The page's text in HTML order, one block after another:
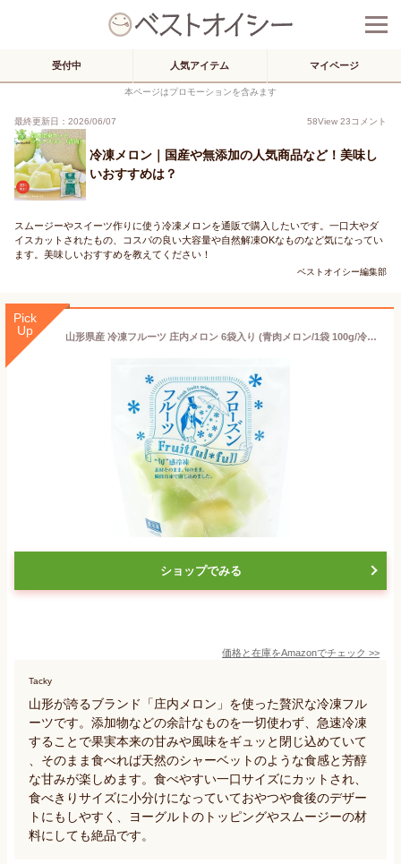
受付中 人気アイテム マイページ
本ページはプロモーションを含みます
最終更新日：2026/06/07 58View 23コメント
冷凍メロン｜国産や無添加の人気商品など！美味し
いおすすめは？
スムージーやスイーツ作りに使う冷凍メロンを通販で購入したいです。一口大やダ
イスカットされたもの、コスパの良い大容量や自然解凍OKなものなど気になってい
ます。美味しいおすすめを教えてください！
ベストオイシー編集部
Pick
Up
山形県産 冷凍フルーツ 庄内メロン 6袋入り (青肉メロン/1袋 100g/冷凍品) 国産 個包装 フローズンフルーツ フルフル 無添加 無着色 果物 フルーツ お取り寄せ
ショップでみる
価格と在庫をAmazonでチェック >>
Tacky
山形が誇るブランド「庄内メロン」を使った贅沢な冷凍フル
ーツです。添加物などの余計なものを一切使わず、急速冷凍
することで果実本来の甘みや風味をギュッと閉じ込めていて
、そのまま食べれば天然のシャーベットのような食感と芳醇
な甘みが楽しめます。食べやすい一口サイズにカットされ、
食べきりサイズに小分けになっていておやつや食後のデザー
トにもしやすく、ヨーグルトのトッピングやスムージーの材
料にしても絶品です。